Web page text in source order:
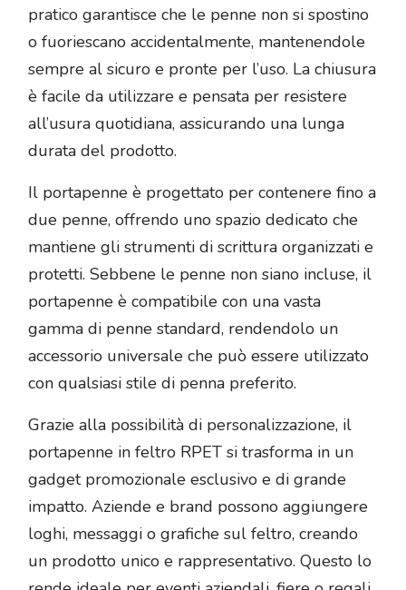
pratico garantisce che le penne non si spostino
o fuoriescano accidentalmente, mantenendole
sempre al sicuro e pronte per l’uso. La chiusura
è facile da utilizzare e pensata per resistere
all’usura quotidiana, assicurando una lunga
durata del prodotto.
Il portapenne è progettato per contenere fino a
due penne, offrendo uno spazio dedicato che
mantiene gli strumenti di scrittura organizzati e
protetti. Sebbene le penne non siano incluse, il
portapenne è compatibile con una vasta
gamma di penne standard, rendendolo un
accessorio universale che può essere utilizzato
con qualsiasi stile di penna preferito.
Grazie alla possibilità di personalizzazione, il
portapenne in feltro RPET si trasforma in un
gadget promozionale esclusivo e di grande
impatto. Aziende e brand possono aggiungere
loghi, messaggi o grafiche sul feltro, creando
un prodotto unico e rappresentativo. Questo lo